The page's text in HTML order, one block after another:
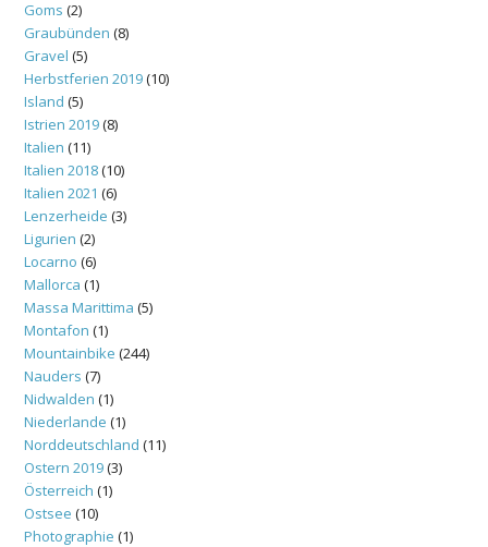
Goms (2)
Graubünden (8)
Gravel (5)
Herbstferien 2019(10)
Island (5)
Istrien 2019(8)
Italien (11)
Italien 2018(10)
Italien 2021 (6)
Lenzerheide (3)
Ligurien (2)
Locarno (6)
Mallorca (1)
Massa Marittima (5)
Montafon (1)
Mountainbike (244)
Nauders (7)
Nidwalden (1)
Niederlande (1)
Norddeutschland (11)
Ostern 2019(3)
Österreich (1)
Ostsee (10)
Photographie (1)